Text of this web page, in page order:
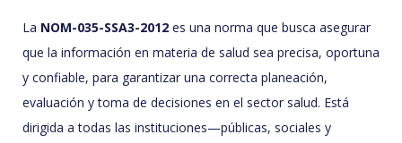
La NOM-035-SSA3-2012 es una norma que busca asegurar
que la información en materia de salud sea precisa, oportuna
y confiable, para garantizar una correcta planeación,
evaluación y toma de decisiones en el sector salud. Está
dirigida a todas las instituciones—públicas, sociales y